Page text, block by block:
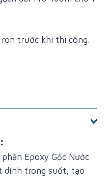
ron trước khi thi công.
Epoxy Gốc Nước
dính trong suốt, tạo